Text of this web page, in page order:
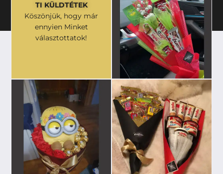
TI KÜLDTÉTEK
Köszönjük, hogy már
ennyien Minket
választottatok!